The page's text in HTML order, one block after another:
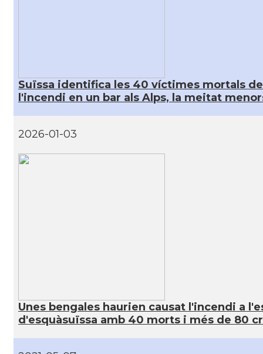
Suïssa identifica les 40 víctimes mortals de
l'incendi en un bar als Alps, la meitat
2026-01-03
Unes bengales haurien causat l'incendi a
d'esquàsuïssa amb 40 morts i més de 80